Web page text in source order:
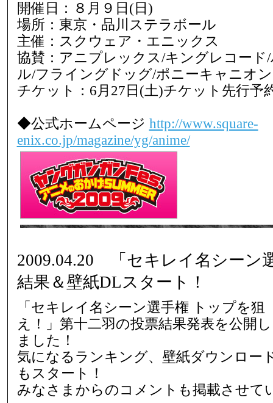
開催日：８月９日(日)
場所：東京・品川ステラボール
主催：スクウェア・エニックス
協賛：アニプレックス/キングレコード
ル/フライングドッグ/ポニーキャニオ
チケット：6月27日(土)チケット先行予
◆公式ホームページ http://www.square-
enix.co.jp/magazine/yg/anime/
2009.04.20 「セキレイ名シーン
結果＆壁紙DLスタート！
「セキレイ名シーン選手権 トップを狙
え！」第十二羽の投票結果発表を公開し
ました！
気になるランキング、壁紙ダウンロー
もスタート！
みなさまからのコメントも掲載させて